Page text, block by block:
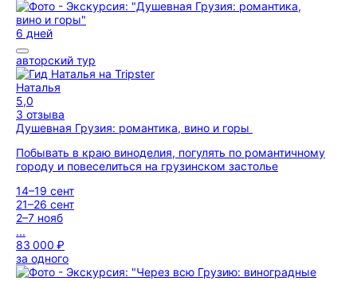
6 дней
авторский тур
Наталья
5,0
3 отзыва
Душевная Грузия: романтика, вино и горы
Побывать в краю виноделия, погулять по романтичному
городу и повеселиться на грузинском застолье
14–19 сент
21–26 сент
2–7 нояб
...
83 000 ₽
за одного